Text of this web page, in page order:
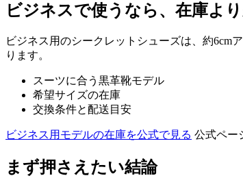
ビジネスで使うなら、在庫よ
ビジネス用のシークレットシューズは、約6cm
ります。
スーツに合う黒革靴モデル
希望サイズの在庫
交換条件と配送目安
ビジネス用モデルの在庫を公式で見る 公式ペー
まず押さえたい結論